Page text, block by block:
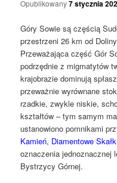
Opublikowany7 stycznia
Góry Sowie są częścią
przestrzeni 26 km od
Przeważająca część Gór
podrzędnie z migmatytów
krajobrazie dominują
przeważnie wyrównane
rzadkie, zwykle niskie,
kształtów – tym samym
ustanowiono pomnikami
Kamień, Diamentowe
oznaczenia jednoznacznej
Bystrzycy Górnej.